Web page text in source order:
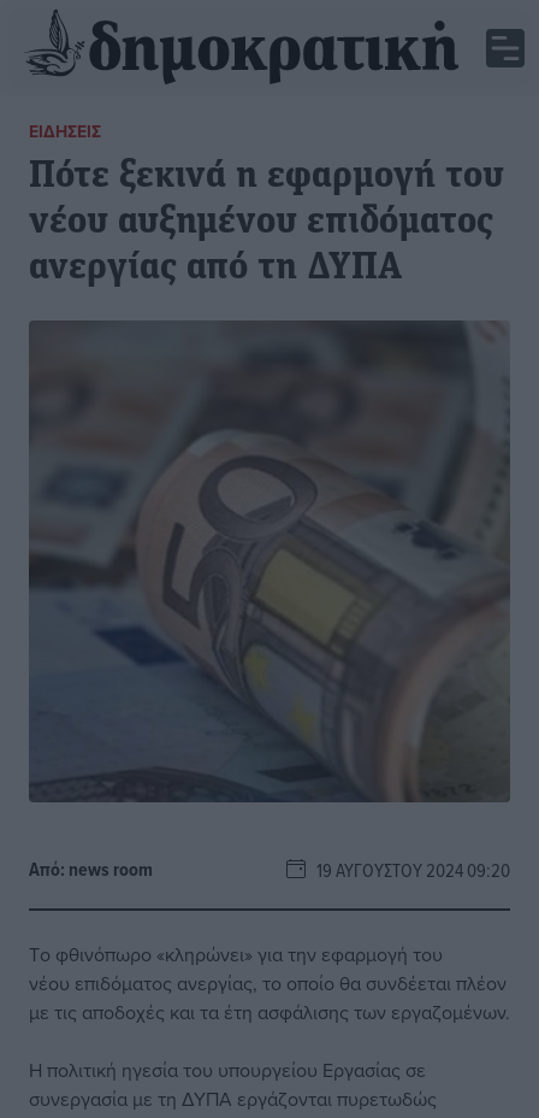
ΕΙΔΉΣΕΙΣ
Πότε ξεκινά η εφαρμογή του
νέου αυξημένου επιδόματος
ανεργίας από τη ΔΥΠΑ
Από: news room 19 ΑΥΓΟΎΣΤΟΥ 2024 09:20
Tο φθινόπωρο «κληρώνει» για την εφαρμογή του
νέου επιδόματος ανεργίας, το οποίο θα συνδέεται πλέον
με τις αποδοχές και τα έτη ασφάλισης των εργαζομένων.
Η πολιτική ηγεσία του υπουργείου Εργασίας σε
συνεργασία με τη ΔΥΠΑ εργάζονται πυρετωδώς